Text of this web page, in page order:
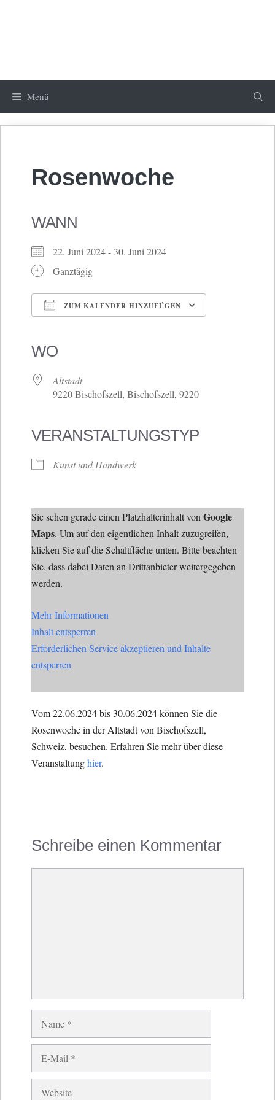
Menü
Rosenwoche
WANN
22. Juni 2024 - 30. Juni 2024
Ganztägig
ZUM KALENDER HINZUFÜGEN
WO
Altstadt
9220 Bischofszell, Bischofszell, 9220
VERANSTALTUNGSTYP
Kunst und Handwerk
Sie sehen gerade einen Platzhalterinhalt von Google
Maps. Um auf den eigentlichen Inhalt zuzugreifen,
klicken Sie auf die Schaltfläche unten. Bitte beachten
Sie, dass dabei Daten an Drittanbieter weitergegeben
werden.
Mehr Informationen
Inhalt entsperren
Erforderlichen Service akzeptieren und Inhalte
entsperren
Vom 22.06.2024 bis 30.06.2024 können Sie die
Rosenwoche in der Altstadt von Bischofszell,
Schweiz, besuchen. Erfahren Sie mehr über diese
Veranstaltunghier.
Schreibe einen Kommentar
Website